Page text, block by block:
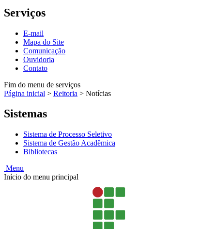
Serviços
E-mail
Mapa do Site
Comunicação
Ouvidoria
Contato
Fim do menu de serviços
Página inicial > Reitoria > Notícias
Sistemas
Sistema de Processo Seletivo
Sistema de Gestão Acadêmica
Bibliotecas
Menu
Início do menu principal